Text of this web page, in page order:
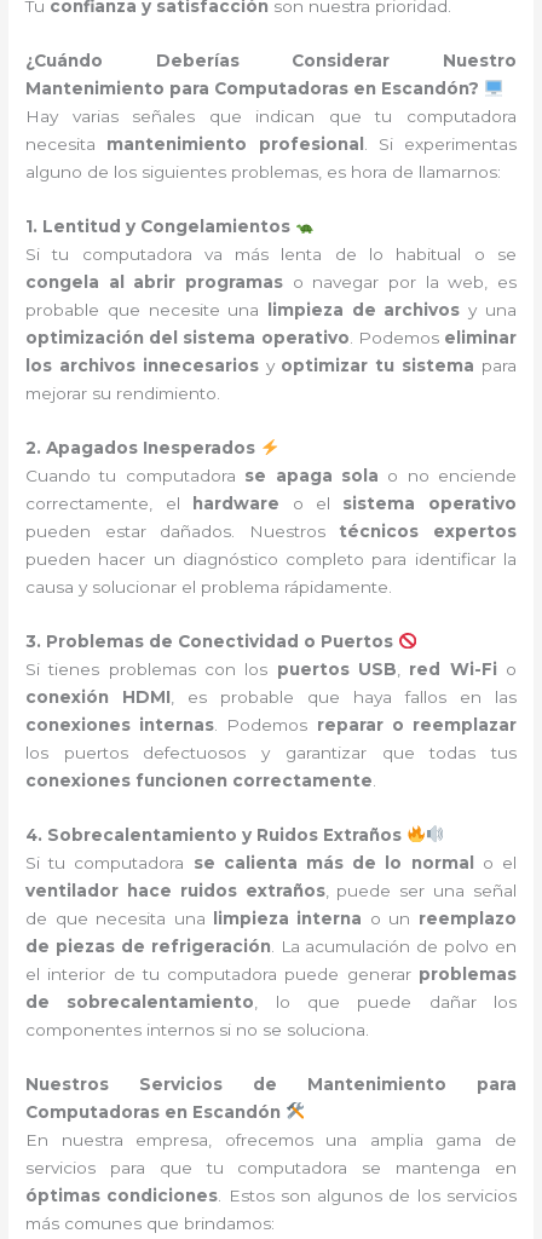
Tu confianza y satisfacción son nuestra prioridad.
¿Cuándo Deberías Considerar Nuestro
Mantenimiento para Computadoras en Escandón?
Hay varias señales que indican que tu computadora
necesita mantenimiento profesional . Si experimentas
alguno de los siguientes problemas, es hora de llamarnos:
1. Lentitud y Congelamientos
Si tu computadora va más lenta de lo habitual o se
congela al abrir programas o navegar por la web, es
probable que necesite una
limpieza de archivos y una
optimización del sistema operativo . Podemos eliminar
los archivos innecesariosy optimizar tu sistema para
mejorar su rendimiento.
2. Apagados Inesperados
Cuando tu computadora se apaga sola o no enciende
correctamente, el
hardware o el sistema operativo
pueden estar dañados. Nuestros técnicos expertos
pueden hacer un diagnóstico completo para identificar la
causa y solucionar el problema rápidamente.
3. Problemas de Conectividad o Puertos
Si tienes problemas con los puertos USB red Wi-Fi o
conexión HDMI , es probable que haya fallos en las
conexiones internas . Podemos reparar o reemplazar
los puertos defectuosos y garantizar que todas tus
conexiones funcionen correctamente
4. Sobrecalentamiento y Ruidos Extraños
Si tu computadora se calienta más de lo normal
o el
ventilador hace ruidos extraños, puede ser una señal
de que necesita una
limpieza interna o un reemplazo
de piezas de refrigeración . La acumulación de polvo en
el interior de tu computadora puede generar problemas
de sobrecalentamiento , lo que puede dañar los
componentes internos si no se soluciona.
Nuestros Servicios de Mantenimiento para
Computadoras en Escandón
En nuestra empresa, ofrecemos una amplia gama de
servicios para que tu computadora se mantenga en
óptimas condiciones . Estos son algunos de los servicios
más comunes que brindamos: